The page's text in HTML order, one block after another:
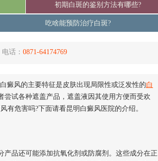
初期白斑的鉴别方法有哪些?
吃啥能预防治疗白斑?
电话： 0871-64174769
癜风的主要特征是皮肤出现局限性或泛发性的白
尝试各种遮盖产品，遮盖液因其使用方便而受欢
有危害吗?下面请看昆明白癜风医院的介绍。
品还可能添加抗氧化剂或防腐剂。这些成分在正